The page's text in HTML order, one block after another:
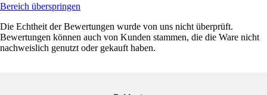
Bereich überspringen
Die Echtheit der Bewertungen wurde von uns nicht überprüft.
Bewertungen können auch von Kunden stammen, die die Ware nicht
nachweislich genutzt oder gekauft haben.